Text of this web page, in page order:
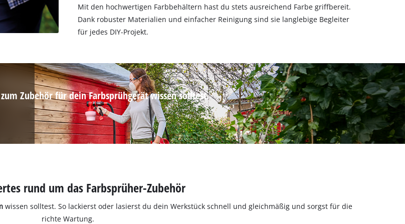
Mit den hochwertigen Farbbehältern hast du stets ausreichend Farbe griffbereit.
Dank robuster Materialien und einfacher Reinigung sind sie langlebige Begleiter
für jedes DIY-Projekt.
Zubehör für dein Farbsprühgerät wissen solltest.
rund um das Farbsprüher-Zubehör
wissen solltest. So lackierst oder lasierst du dein Werkstück schnell und gleichmäßig und sorgst für die
richte Wartung.